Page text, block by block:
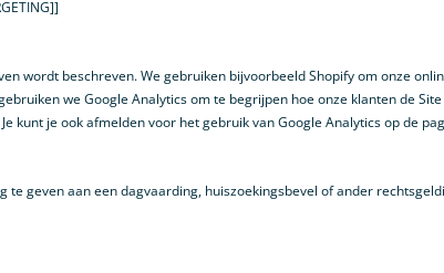
wordt beschreven. We gebruiken bijvoorbeeld Shopify om onze
we Google Analytics om te begrijpen hoe onze klanten de
kunt je ook afmelden voor het gebruik van Google Analytics op de
geven aan een dagvaarding, huiszoekingsbevel of ander